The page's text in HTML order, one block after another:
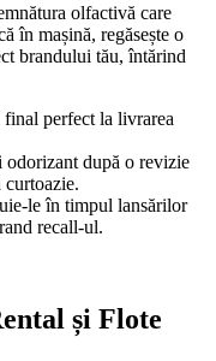
olfactivă care
în mașină, regăsește o
brandului tău, întărind
perfect la livrarea
odorizant după o revizie
curtoazie.
le în timpul lansărilor
recall-ul.
și Flote